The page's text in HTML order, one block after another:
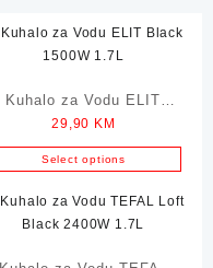
Kuhalo za Vodu ELIT
Black 1500W 1.7L
29,90 KM
Select options